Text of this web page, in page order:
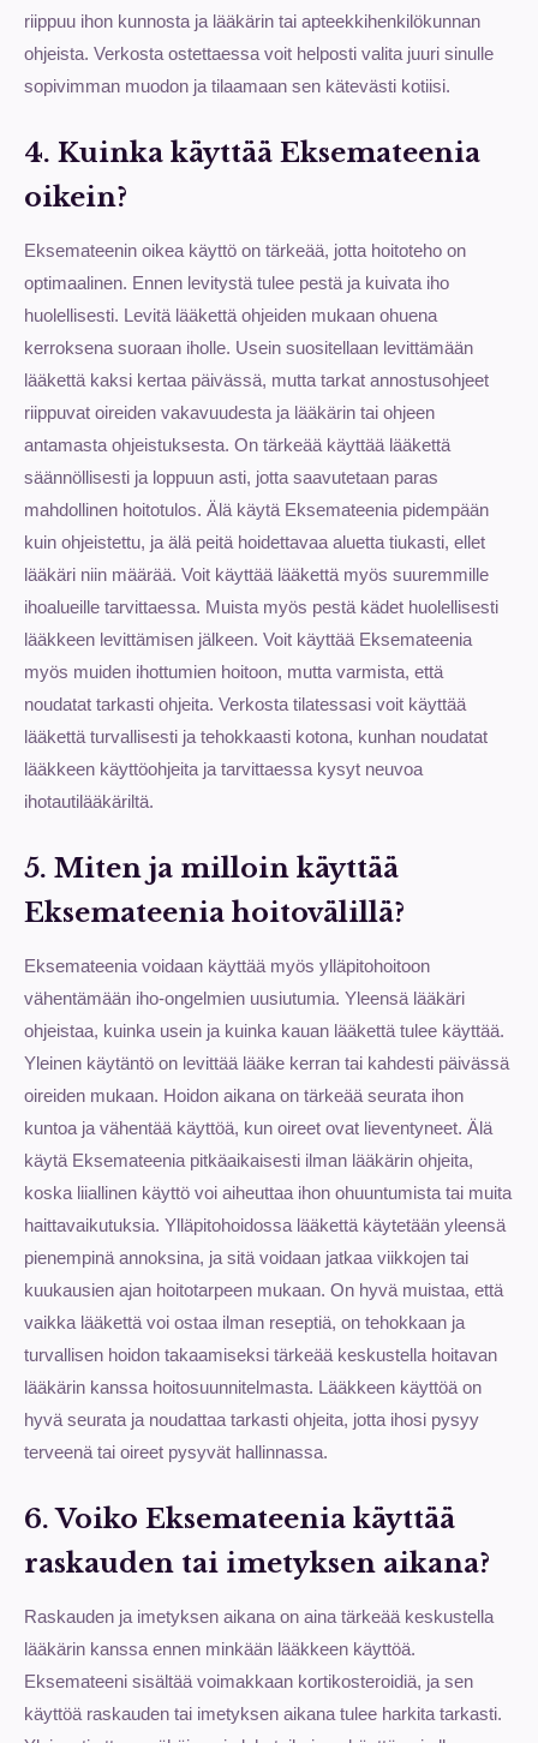
riippuu ihon kunnosta ja lääkärin tai apteekkihenkilökunnan
ohjeista. Verkosta ostettaessa voit helposti valita juuri sinulle
sopivimman muodon ja tilaamaan sen kätevästi kotiisi.
4. Kuinka käyttää Eksemateenia
oikein?
Eksemateenin oikea käyttö on tärkeää, jotta hoitoteho on
optimaalinen. Ennen levitystä tulee pestä ja kuivata iho
huolellisesti. Levitä lääkettä ohjeiden mukaan ohuena
kerroksena suoraan iholle. Usein suositellaan levittämään
lääkettä kaksi kertaa päivässä, mutta tarkat annostusohjeet
riippuvat oireiden vakavuudesta ja lääkärin tai ohjeen
antamasta ohjeistuksesta. On tärkeää käyttää lääkettä
säännöllisesti ja loppuun asti, jotta saavutetaan paras
mahdollinen hoitotulos. Älä käytä Eksemateenia pidempään
kuin ohjeistettu, ja älä peitä hoidettavaa aluetta tiukasti, ellet
lääkäri niin määrää. Voit käyttää lääkettä myös suuremmille
ihoalueille tarvittaessa. Muista myös pestä kädet huolellisesti
lääkkeen levittämisen jälkeen. Voit käyttää Eksemateenia
myös muiden ihottumien hoitoon, mutta varmista, että
noudatat tarkasti ohjeita. Verkosta tilatessasi voit käyttää
lääkettä turvallisesti ja tehokkaasti kotona, kunhan noudatat
lääkkeen käyttöohjeita ja tarvittaessa kysyt neuvoa
ihotautilääkäriltä.
5. Miten ja milloin käyttää
Eksemateenia hoitovälillä?
Eksemateenia voidaan käyttää myös ylläpitohoitoon
vähentämään iho-ongelmien uusiutumia. Yleensä lääkäri
ohjeistaa, kuinka usein ja kuinka kauan lääkettä tulee käyttää.
Yleinen käytäntö on levittää lääke kerran tai kahdesti päivässä
oireiden mukaan. Hoidon aikana on tärkeää seurata ihon
kuntoa ja vähentää käyttöä, kun oireet ovat lieventyneet. Älä
käytä Eksemateenia pitkäaikaisesti ilman lääkärin ohjeita,
koska liiallinen käyttö voi aiheuttaa ihon ohuuntumista tai muita
haittavaikutuksia. Ylläpitohoidossa lääkettä käytetään yleensä
pienempinä annoksina, ja sitä voidaan jatkaa viikkojen tai
kuukausien ajan hoitotarpeen mukaan. On hyvä muistaa, että
vaikka lääkettä voi ostaa ilman reseptiä, on tehokkaan ja
turvallisen hoidon takaamiseksi tärkeää keskustella hoitavan
lääkärin kanssa hoitosuunnitelmasta. Lääkkeen käyttöä on
hyvä seurata ja noudattaa tarkasti ohjeita, jotta ihosi pysyy
terveenä tai oireet pysyvät hallinnassa.
6. Voiko Eksemateenia käyttää
raskauden tai imetyksen aikana?
Raskauden ja imetyksen aikana on aina tärkeää keskustella
lääkärin kanssa ennen minkään lääkkeen käyttöä.
Eksemateeni sisältää voimakkaan kortikosteroidiä, ja sen
käyttöä raskauden tai imetyksen aikana tulee harkita tarkasti.